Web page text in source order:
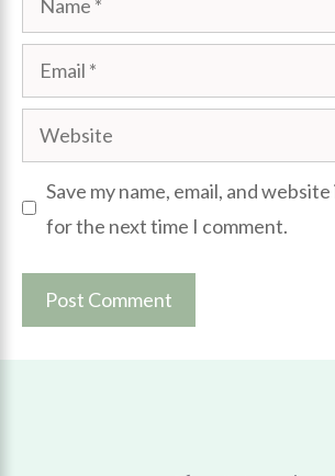
Email
Website
Save my name, email, and
for the next time I comment.